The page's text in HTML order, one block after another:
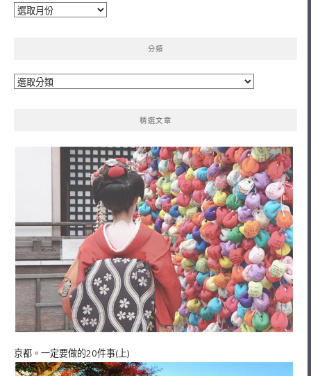
彙
分類
分
精選文章
京都。一定要做的20件事(上)